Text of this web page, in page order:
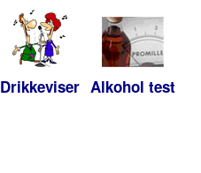
Drikkeviser Alkohol test